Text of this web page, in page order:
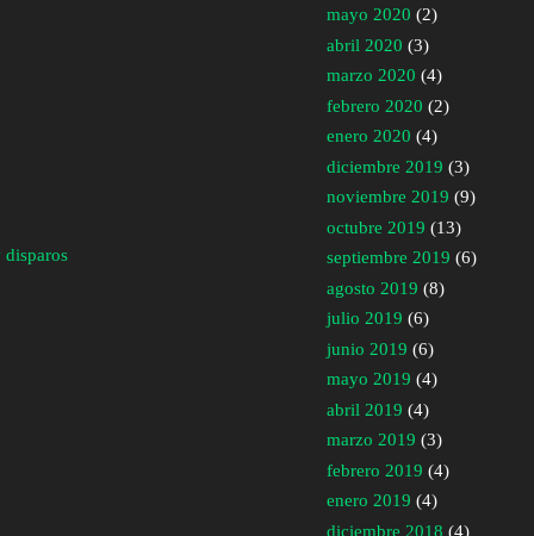
disparos
mayo 2020 (2)
abril 2020 (3)
marzo 2020 (4)
febrero 2020 (2)
enero 2020 (4)
diciembre 2019 (3)
noviembre 2019 (9)
octubre 2019 (13)
septiembre 2019 (6)
agosto 2019 (8)
julio 2019 (6)
junio 2019 (6)
mayo 2019 (4)
abril 2019 (4)
marzo 2019 (3)
febrero 2019 (4)
enero 2019 (4)
diciembre 2018 (4)